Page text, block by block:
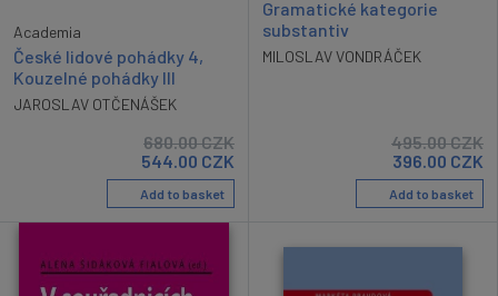
Academia
České lidové pohádky 4,
Kouzelné pohádky III
JAROSLAV OTČENÁŠEK
680.00CZK
544.00 CZK
Add to basket
Gramatické kategorie
substantiv
MILOSLAV VONDRÁČEK
495.00CZK
396.00 CZK
Add to basket